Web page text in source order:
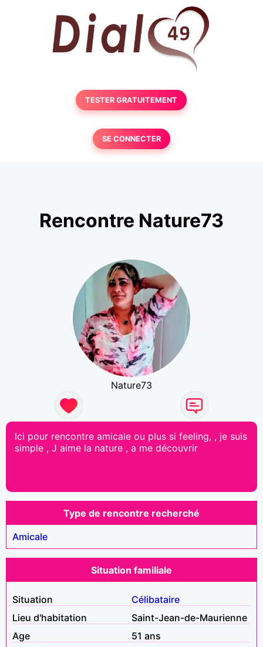
TESTER GRATUITEMENT
SE CONNECTER
Rencontre Nature73
Nature73
Ici pour rencontre amicale ou plus si feeling, , je suis
simple , J aime la nature , a me découvrir
Type de rencontre recherché
Amicale
Situation familiale
Situation
Célibataire
Lieu d'habitation
Saint-Jean-de-Maurienne
Age
51 ans